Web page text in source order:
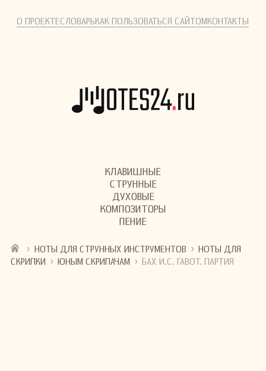
О ПРОЕКТЕСЛОВАРЬКАК ПОЛЬЗОВАТЬСЯ САЙТОМКОНТАКТЫ
КЛАВИШНЫЕ
СТРУННЫЕ
ДУХОВЫЕ
КОМПОЗИТОРЫ
ПЕНИЕ
› НОТЫ ДЛЯ СТРУННЫХ ИНСТРУМЕНТОВ › НОТЫ ДЛЯ
СКРИПКИ › ЮНЫМ СКРИПАЧАМ › БАХ И.С. ГАВОТ. ПАРТИЯ